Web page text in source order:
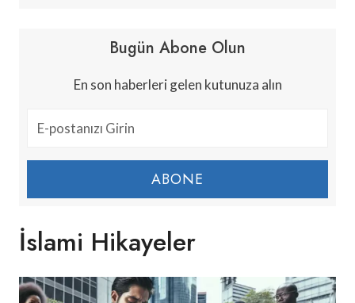
Bugün Abone Olun
En son haberleri gelen kutunuza alın
ABONE
İslami Hikayeler